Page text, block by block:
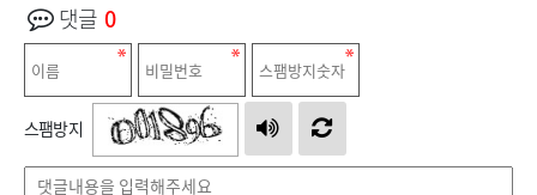
댓글 0
스팸방지